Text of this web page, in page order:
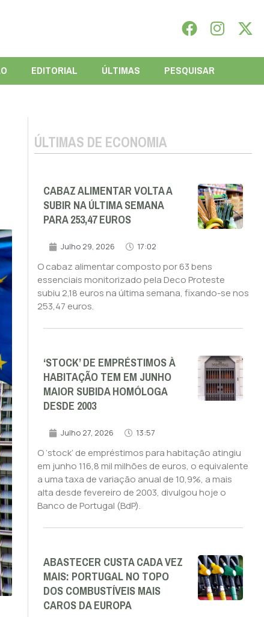
EDITORIAL ÚLTIMAS PESQUISAR
ÚLTIMAS DE ECONOMIA
CABAZ ALIMENTAR VOLTA A
SUBIR NA ÚLTIMA SEMANA
PARA 253,47 EUROS
Julho 29, 2026 17:02
O cabaz alimentar composto por 63 bens
essenciais monitorizado pela Deco Proteste
subiu 2,18 euros na última semana, fixando-se nos
253,47 euros.
‘STOCK’ DE EMPRÉSTIMOS À
HABITAÇÃO TEM EM JUNHO
MAIOR SUBIDA HOMÓLOGA
DESDE 2003
Julho 27, 2026 13:57
O ‘stock’ de empréstimos para habitação atingiu
em junho 116,8 mil milhões de euros, o equivalente
a uma taxa de variação anual de 10,9%, a mais
alta desde fevereiro de 2003, divulgou hoje o
Banco de Portugal (BdP).
ABASTECER CUSTA CADA VEZ
MAIS: PORTUGAL NO TOPO
DOS COMBUSTÍVEIS MAIS
CAROS DA EUROPA